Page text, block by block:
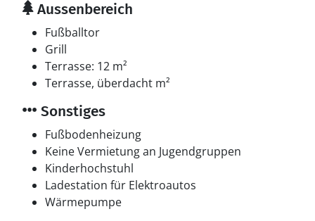
Aussenbereich
Fußballtor
Grill
Terrasse: 12 m²
Terrasse, überdacht m²
Sonstiges
Fußbodenheizung
Keine Vermietung an Jugendgruppen
Kinderhochstuhl
Ladestation für Elektroautos
Wärmepumpe